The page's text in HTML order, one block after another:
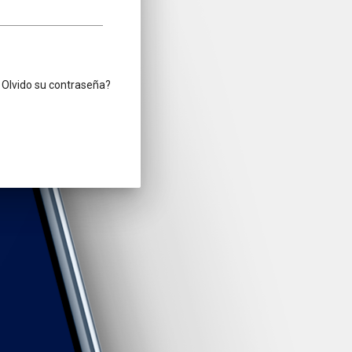
Olvido su contraseña?